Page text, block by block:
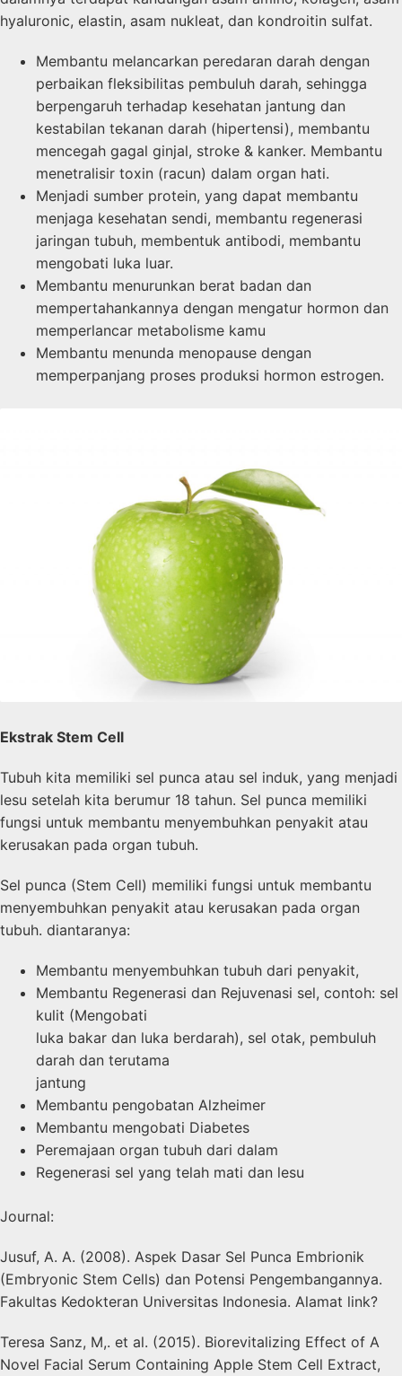
hyaluronic, elastin, asam nukleat, dan kondroitin sulfat.
Membantu melancarkan peredaran darah dengan
perbaikan fleksibilitas pembuluh darah, sehingga
berpengaruh terhadap kesehatan jantung dan
kestabilan tekanan darah (hipertensi), membantu
mencegah gagal ginjal, stroke & kanker. Membantu
menetralisir toxin (racun) dalam organ hati.
Menjadi sumber protein, yang dapat membantu
menjaga kesehatan sendi, membantu regenerasi
jaringan tubuh, membentuk antibodi, membantu
mengobati luka luar.
Membantu menurunkan berat badan dan
mempertahankannya dengan mengatur hormon dan
memperlancar metabolisme kamu
Membantu menunda menopause dengan
memperpanjang proses produksi hormon estrogen.
Ekstrak Stem Cell
Tubuh kita memiliki sel punca atau sel induk, yang menjadi
lesu setelah kita berumur 18 tahun. Sel punca memiliki
fungsi untuk membantu menyembuhkan penyakit atau
kerusakan pada organ tubuh.
Sel punca (Stem Cell) memiliki fungsi untuk membantu
menyembuhkan penyakit atau kerusakan pada organ
tubuh. diantaranya:
Membantu menyembuhkan tubuh dari penyakit,
Membantu Regenerasi dan Rejuvenasi sel, contoh: sel
kulit (Mengobati
luka bakar dan luka berdarah), sel otak, pembuluh
darah dan terutama
jantung
Membantu pengobatan Alzheimer
Membantu mengobati Diabetes
Peremajaan organ tubuh dari dalam
Regenerasi sel yang telah mati dan lesu
Journal:
Jusuf, A. A. (2008). Aspek Dasar Sel Punca Embrionik
(Embryonic Stem Cells) dan Potensi Pengembangannya.
Fakultas Kedokteran Universitas Indonesia. Alamat link?
Teresa Sanz, M,. et al. (2015). Biorevitalizing Effect of A
Novel Facial Serum Containing Apple Stem Cell Extract,